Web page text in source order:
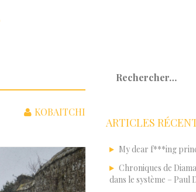
KOBAITCHI
ARTICLES
My dear f***ing
Chroniques de
dans le système – Paul